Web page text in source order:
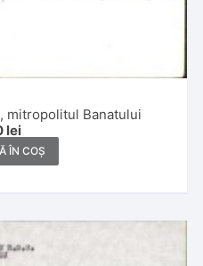
mitropolitul Banatului
lei
ÎN COȘ